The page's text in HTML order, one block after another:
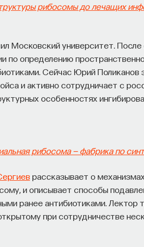
рибосомы до лечащих
Московский университет.
по определению
Сейчас Юрий Поликанов
и активно сотрудничает с
особенностях
рибосома — фабрика по
рассказывает о
и описывает способы
ранее антибиотиками. Лектор
при сотрудничестве